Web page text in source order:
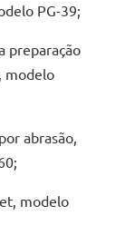
PG-39;
preparação
modelo
abrasão,
modelo